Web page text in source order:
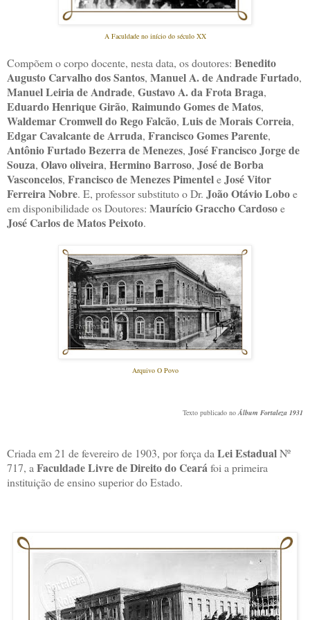
A Faculdade no início do século XX
Compõem o corpo docente, nesta data, os doutores: Benedito
Augusto Carvalho dos Santos, Manuel A. de Andrade Furtado,
Manuel Leiria de Andrade, Gustavo A. da Frota Braga,
Eduardo Henrique Girão, Raimundo Gomes de Matos,
Waldemar Cromwell do Rego Falcão, Luis de Morais Correia,
Edgar Cavalcante de Arruda, Francisco Gomes Parente,
Antônio Furtado Bezerra de Menezes, José Francisco Jorge de
Souza, Olavo oliveira, Hermino Barroso, José de Borba
Vasconcelos, Francisco de Menezes PimenteleJosé Vitor
Ferreira Nobre. E, professor substituto o Dr. João Otávio Loboe
em disponibilidade os Doutores: Maurício Graccho Cardosoe
José Carlos de Matos Peixoto.
Arquivo O Povo
Texto publicado no Álbum Fortaleza 1931
Criada em 21 de fevereiro de 1903, por força da Lei EstadualNº
717, a Faculdade Livre de Direito do Ceará foi a primeira
instituição de ensino superior do Estado.